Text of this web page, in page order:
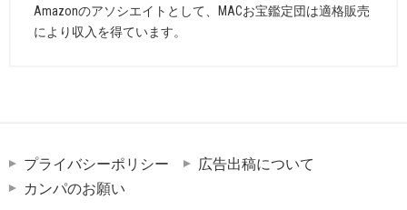
Amazonのアソシエイトとして、MACお宝鑑定団は適格販売
により収入を得ています。
プライバシーポリシー
広告出稿について
カンパのお願い